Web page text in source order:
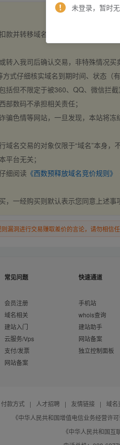
款并转移域名，交易自动完成。买
转入我司后确认交易，非特殊情况买
式仔细核实域名到期时间、状态（
括但不限定于被360、QQ、微信拦
部数码不承担相关责任；
骗色情等网站，一旦发现，本站将
域名交易的对象仅限于“域名”本身
平台无关；
细阅读 《西数预释放域名竞价规则》
一经购买则默认表示您同意上述事
漏洞进行交易赚取差价的言论，请勿相信
常见问题
会员注册
域名相关
建站入门
云服务/Vps
支付/发票
网站备案
快速通道
手机站
whois查询
建站助手
网站备案
独立控制面板
付款方式 | 人才招聘 | 友情链接 | 域名
《中华人民共和国增值电信业务经营许
《中华人民共和国
未登录，暂时无